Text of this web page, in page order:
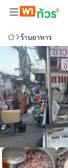
ร้านอาหาร